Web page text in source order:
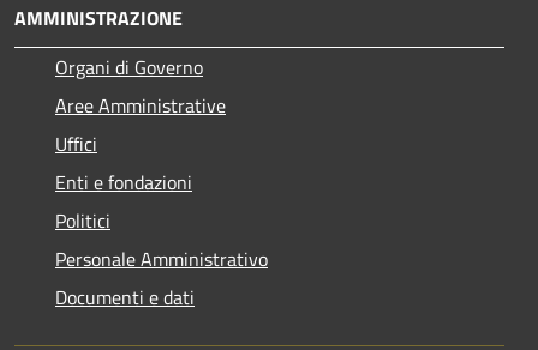
AMMINISTRAZIONE
Organi di Governo
Aree Amministrative
Uffici
Enti e fondazioni
Politici
Personale Amministrativo
Documenti e dati